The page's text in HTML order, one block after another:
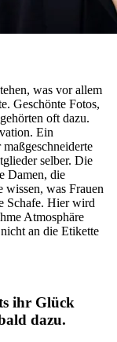
was vor allem
Geschönte Fotos,
oft dazu.
Ein
selber. Die
Damen, die
wissen, was Frauen
Schafe. Hier wird
Atmosphäre
an die Etikette
ihr Glück
dazu.